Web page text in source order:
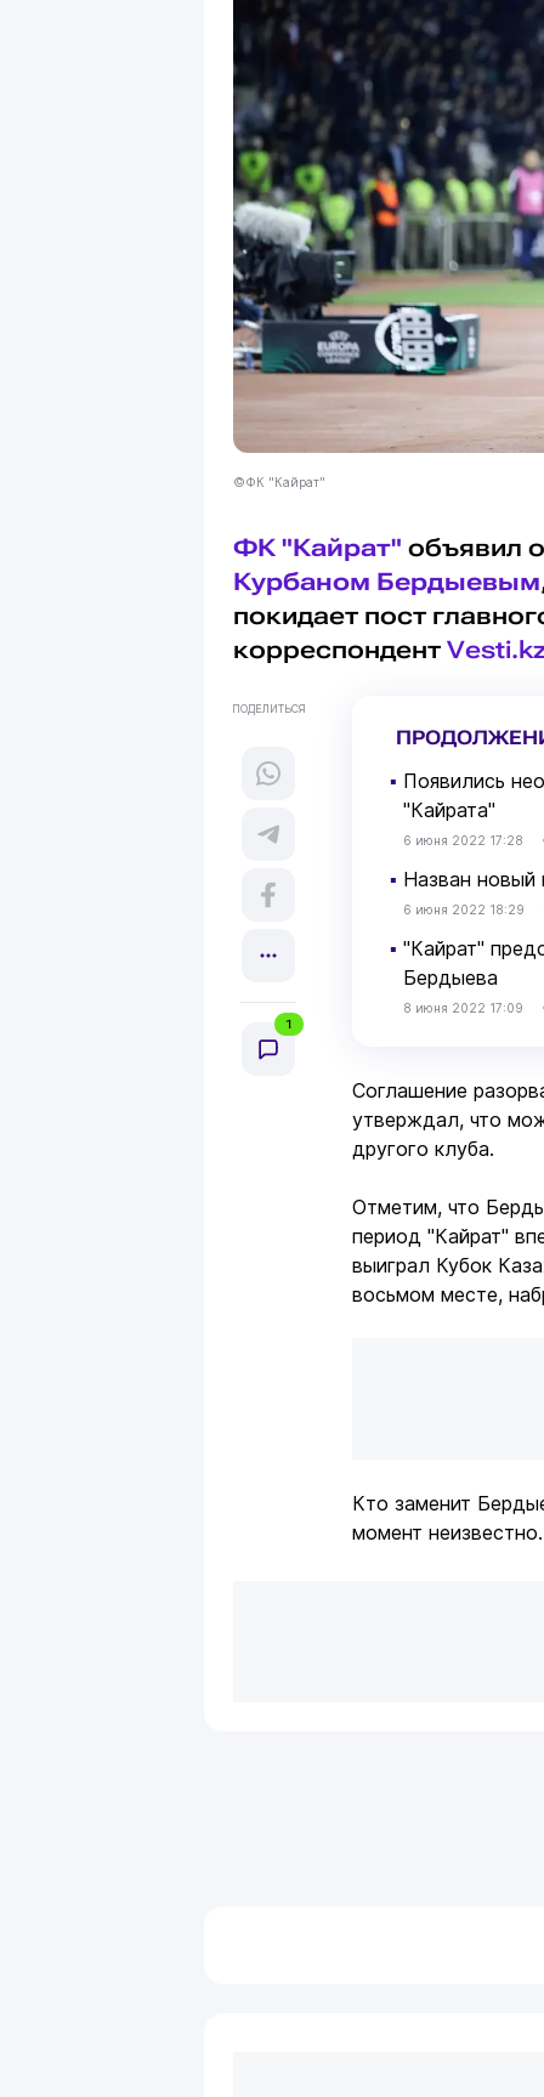
©ФК "Кайрат"
ФК "Кайрат" объявил
Курбаном Бердыевым
покидает пост
корреспондент
ПОДЕЛИТЬСЯ
1
▪ Появились
"Кайрата"
6 июня 2022 17:28
▪ Назван новый
6 июня 2022 18:29
▪ "Кайрат"
Бердыева
8 июня 2022 17:09
Соглашение
утверждал, что
другого клуба.
Отметим, что
период "Кайрат"
выиграл Кубок
восьмом месте,
Кто заменит
момент неизвестно.